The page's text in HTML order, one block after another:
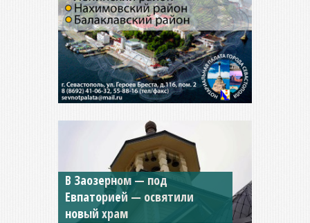
Мужской монастырь Косьмы
и Дамиана в Крыму вновь
открыт для посещения